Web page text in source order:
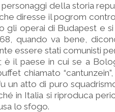
della storia
diresse il pogrom
gli operai di Budapest e
quando va bene,
essere stati comunisti
è il paese in cui se a
chiamato
un atto di puro
in Italia si riproduca
lo sfogo.